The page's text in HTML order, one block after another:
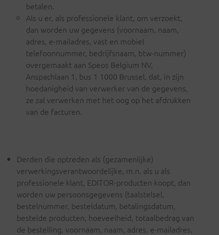
betalen.
Als u er, als professionele klant, om verzoekt,
dan worden uw gegevens (voornaam, naam,
adres, e-mailadres, vast en mobiel
telefoonnummer, bedrijfsnaam, btw-nummer)
overgemaakt aan Speos Belgium NV,
Anspachlaan 1, bus 1 1000 Brussel, dat, in zijn
hoedanigheid van verwerker van de gegevens,
ze zal verwerken met het oog op het afdrukken
van de facturen.
Derden die optreden als (gezamenlijke)
verwerkingsverantwoordelijke, m.n. als u als
professionele klant, EDITOR-producten koopt, dan
worden uw persoonsgegevens (taalstelsel,
bestelnummer, besteldatum, betalingsdatum,
bestelde producten, hoeveelheid, totaalbedrag van
de bestelling, voornaam, naam, adres, e-mailadres,